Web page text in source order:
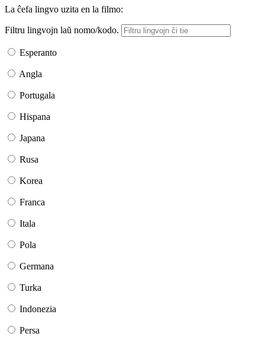
La ĉefa lingvo uzita en la filmo:
Filtru lingvojn laŭ nomo/kodo.
Esperanto
Angla
Portugala
Hispana
Japana
Rusa
Korea
Franca
Itala
Pola
Germana
Turka
Indonezia
Persa